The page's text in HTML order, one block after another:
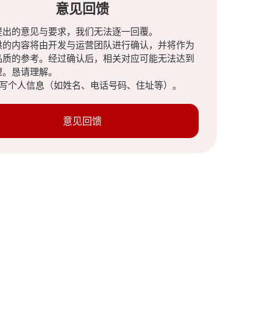
意见回馈
的意见与要求，我们无法逐一回覆。
内容将由开发与运营团队进行确认，并将作为
的参考。经过确认后，相关对应可能无法达到
恳请理解。
个人信息（如姓名、电话号码、住址等）。
意见回馈